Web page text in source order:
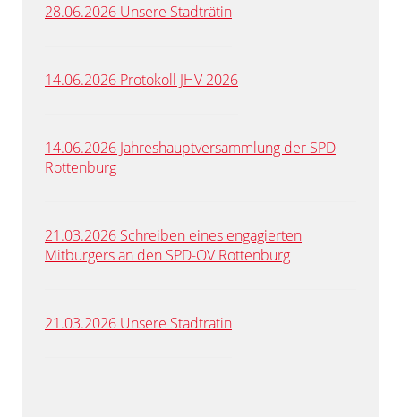
28.06.2026 Unsere Stadträtin
14.06.2026 Protokoll JHV 2026
14.06.2026 Jahreshauptversammlung der SPD
Rottenburg
21.03.2026 Schreiben eines engagierten
Mitbürgers an den SPD-OV Rottenburg
21.03.2026 Unsere Stadträtin